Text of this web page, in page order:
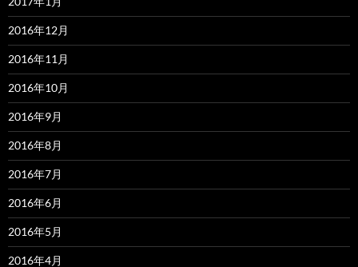
2016年12月
2016年11月
2016年10月
2016年9月
2016年8月
2016年7月
2016年6月
2016年5月
2016年4月